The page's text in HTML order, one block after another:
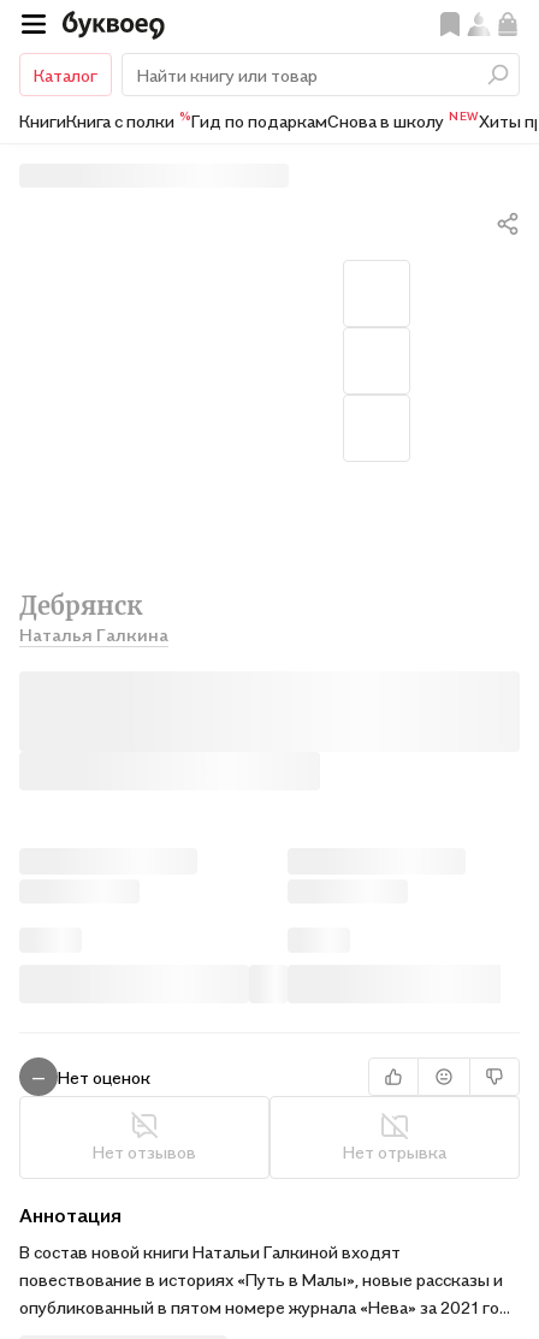
Каталог
КнигиКнига с полки %Гид по подаркамСнова в школу NEWХиты
Дебрянск
Наталья Галкина
— Нет оценок
Нет отзывов Нет отрывка
Аннотация
В состав новой книги Натальи Галкиной входят
повествование в историях «Путь в Малы», новые рассказы и
опубликованный в пятом номере журнала «Нева» за 2021 год